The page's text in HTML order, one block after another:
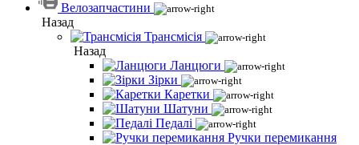
Велозапчастини
Назад
Трансмісія
Назад
Ланцюги
Зірки
Каретки
Шатуни
Педалі
Ручки перемикання